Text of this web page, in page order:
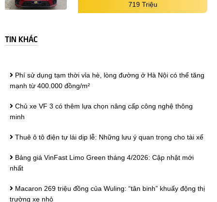
719 Triệu
TIN KHÁC
Phí sử dụng tạm thời vỉa hè, lòng đường ở Hà Nội có thể tăng
mạnh từ 400.000 đồng/m²
Chủ xe VF 3 có thêm lựa chọn nâng cấp công nghệ thông
minh
Thuê ô tô điện tự lái dịp lễ: Những lưu ý quan trọng cho tài xế
Bảng giá VinFast Limo Green tháng 4/2026: Cập nhật mới
nhất
Macaron 269 triệu đồng của Wuling: “tân binh” khuấy động thị
trường xe nhỏ